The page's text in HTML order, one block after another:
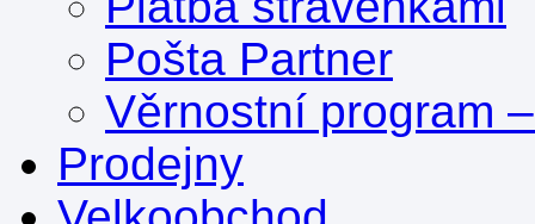
Pošta Partner
Věrnostní program
Prodejny